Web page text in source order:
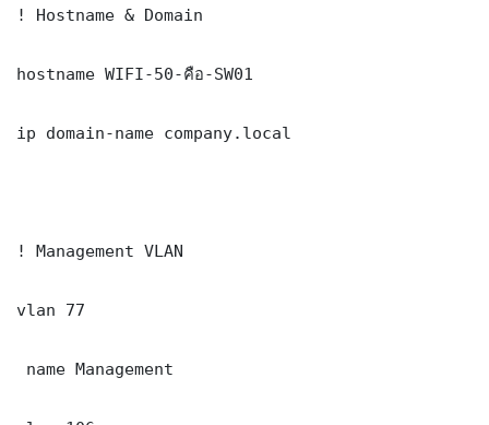
! Hostname & Domain
hostname WIFI-50-คือ-SW01
ip domain-name company.local
! Management VLAN
vlan 77
name Management